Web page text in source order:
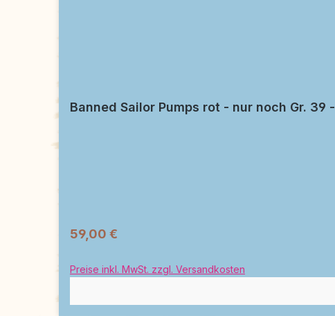
Banned Sailor Pumps rot - nur noch Gr. 39 -
59,00 €
Preise inkl. MwSt. zzgl. Versandkosten